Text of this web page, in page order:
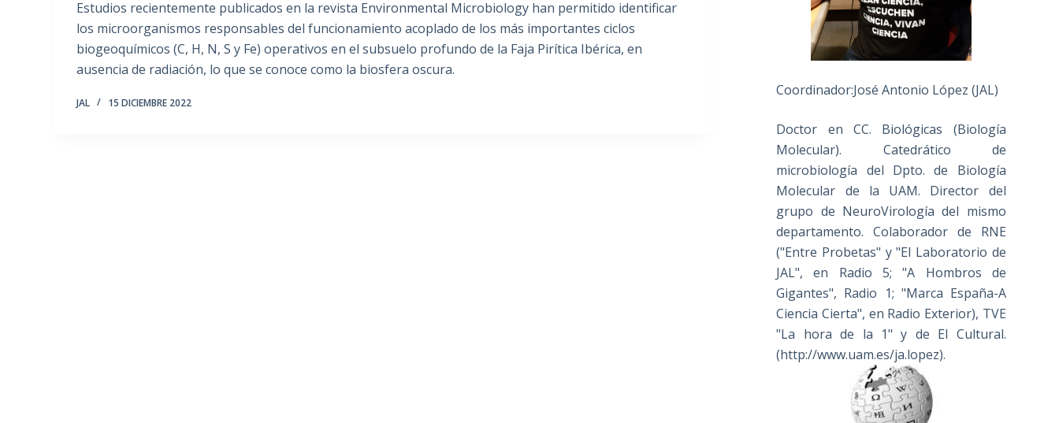
Estudios recientemente publicados en la revista Environmental Microbiology han permitido identificar
los microorganismos responsables del funcionamiento acoplado de los más importantes ciclos
biogeoquímicos (C, H, N, S y Fe) operativos en el subsuelo profundo de la Faja Pirítica Ibérica, en
ausencia de radiación, lo que se conoce como la biosfera oscura.
JAL 15 DICIEMBRE 2022
Coordinador:José Antonio López (JAL)
Doctor en CC. Biológicas (Biología
Molecular). Catedrático de
microbiología del Dpto. de Biología
Molecular de la UAM. Director del
grupo de NeuroVirología del mismo
departamento. Colaborador de RNE
("Entre Probetas" y "El Laboratorio de
JAL", en Radio 5; "A Hombros de
Gigantes", Radio 1; "Marca España-A
Ciencia Cierta", en Radio Exterior), TVE
"La hora de la 1" y de El Cultural.
(http://www.uam.es/ja.lopez).